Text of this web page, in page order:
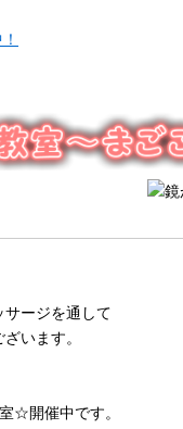
ージを通して
います。
☆開催中です。